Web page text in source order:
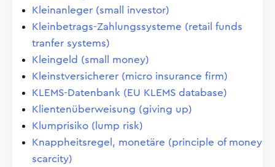
Kleinanleger (small investor)
Kleinbetrags-Zahlungssysteme (retail funds
tranfer systems)
Kleingeld (small money)
Kleinstversicherer (micro insurance firm)
KLEMS-Datenbank (EU KLEMS database)
Klientenüberweisung (giving up)
Klumprisiko (lump risk)
Knappheitsregel, monetäre (principle of money
scarcity)